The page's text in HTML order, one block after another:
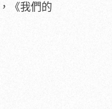
《我們的